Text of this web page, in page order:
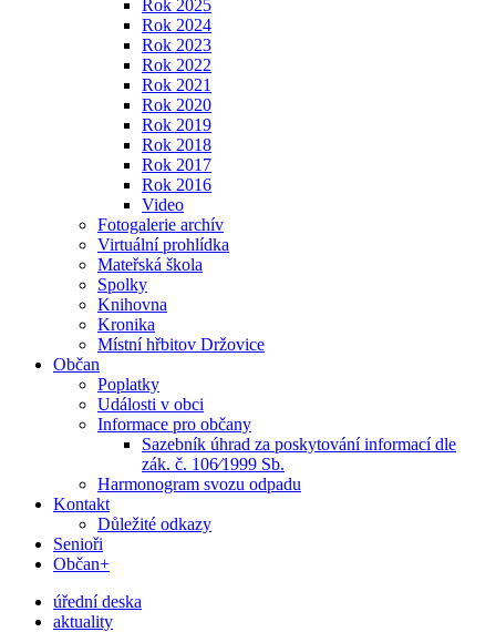
Rok 2025
Rok 2024
Rok 2023
Rok 2022
Rok 2021
Rok 2020
Rok 2019
Rok 2018
Rok 2017
Rok 2016
Video
Fotogalerie archív
Virtuální prohlídka
Mateřská škola
Spolky
Knihovna
Kronika
Místní hřbitov Držovice
Občan
Poplatky
Události v obci
Informace pro občany
Sazebník úhrad za poskytování informací dle
zák. č. 106⁄1999 Sb.
Harmonogram svozu odpadu
Kontakt
Důležité odkazy
Senioři
Občan+
úřední deska
aktuality